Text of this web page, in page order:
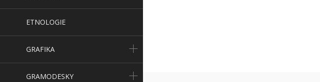
ETNOLOGIE
GRAFIKA
GRAMODESKY